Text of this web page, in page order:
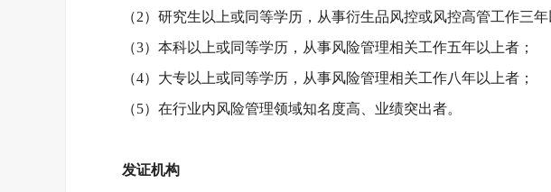
（2）研究生以上或同等学历，从事衍生品风控或风控高管工作三年
（3）本科以上或同等学历，从事风险管理相关工作五年以上者；
（4）大专以上或同等学历，从事风险管理相关工作八年以上者；
（5）在行业内风险管理领域知名度高、业绩突出者。
发证机构